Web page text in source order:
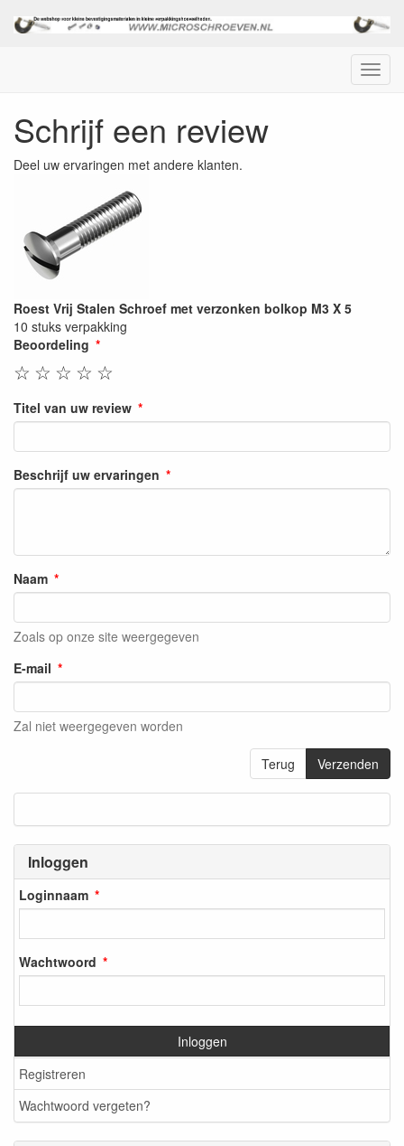
Menu
Inloggen
Loginnaam
Wachtwoord
Inloggen
Registreren
Wachtwoord vergeten?
Schrijf een review
Deel uw ervaringen met andere klanten.
Roest Vrij Stalen Schroef met verzonken bolkop M3 X 5
10 stuks verpakking
Beoordeling
☆
☆
☆
☆
☆
Titel van uw review
Beschrijf uw ervaringen
Naam
Zoals op onze site weergegeven
E-mail
Zal niet weergegeven worden
Terug Verzenden